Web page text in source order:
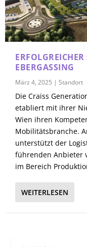
EBERGASSING
März 4, 2025 |Standort
Die Craiss
etabliert mit ihrer
Wien ihren
Mobilitätsbranche.
unterstützt der
führenden Anbieter
im Bereich
WEITERLESEN